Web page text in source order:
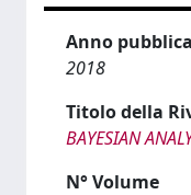
Anno
2018
Titolo della
BAYESIAN
N° Volume